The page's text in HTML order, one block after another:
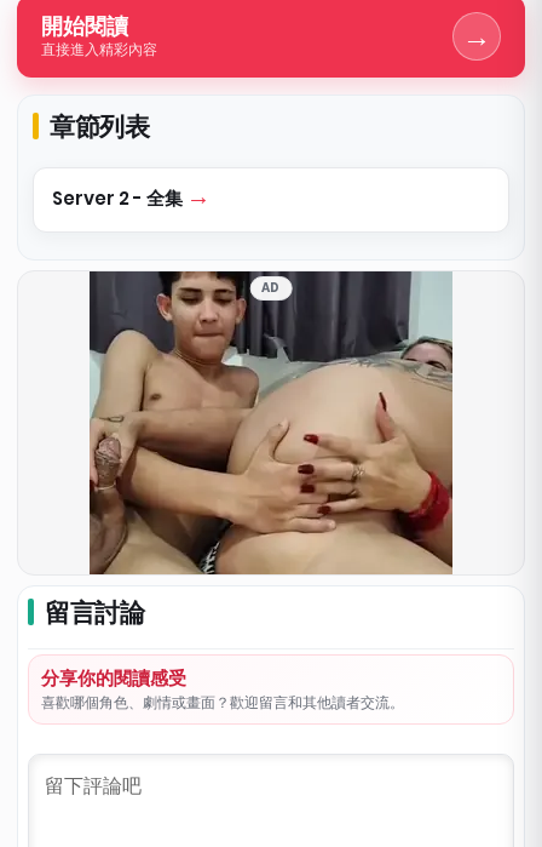
開始閱讀
直接進入精彩內容 →
章節列表
Server 2 - 全集
AD
留言討論
分享你的閱讀感受
喜歡哪個角色、劇情或畫面？歡迎留言和其他讀者交流。